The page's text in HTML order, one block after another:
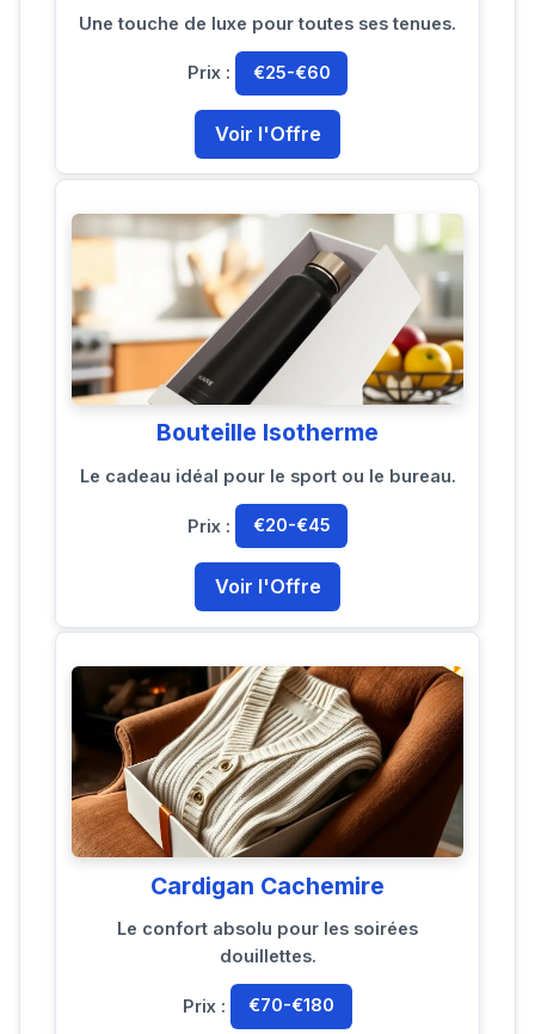
Une touche de luxe pour toutes ses tenues.
Prix : €25-€60
Voir l'Offre
Bouteille Isotherme
Le cadeau idéal pour le sport ou le bureau.
Prix : €20-€45
Voir l'Offre
Cardigan Cachemire
Le confort absolu pour les soirées
douillettes.
Prix : €70-€180